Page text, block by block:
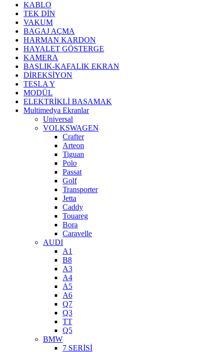
KABLO
TEK DİN
VAKUM
BAGAJ AÇMA
HARMAN KARDON
HAYALET GÖSTERGE
KAMERA
BAŞLIK-KAFALIK EKRAN
DİREKSİYON
TESLA Y
MODÜL
ELEKTRİKLİ BASAMAK
Multimedya Ekranlar
Universal
VOLKSWAGEN
Crafter
Arteon
Tiguan
Polo
Passat
Golf
Transporter
Jetta
Caddy
Touareg
Bora
Caravelle
AUDI
A1
B8
A3
A4
A5
A6
Q7
Q3
TT
Q5
BMW
7 SERİSİ